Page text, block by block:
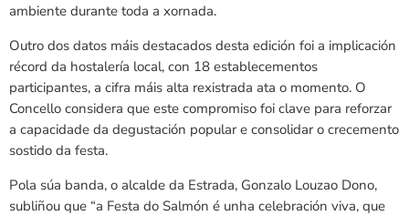
ambiente durante toda a xornada.
Outro dos datos máis destacados desta edición foi a implicación
récord da hostalería local, con 18 establecementos
participantes, a cifra máis alta rexistrada ata o momento. O
Concello considera que este compromiso foi clave para reforzar
a capacidade da degustación popular e consolidar o crecemento
sostido da festa.
Pola súa banda, o alcalde da Estrada, Gonzalo Louzao Dono,
subliñou que “a Festa do Salmón é unha celebración viva, que